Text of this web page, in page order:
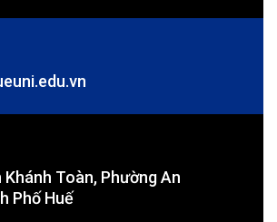
Khánh Toàn, Phường An
Phố Huế